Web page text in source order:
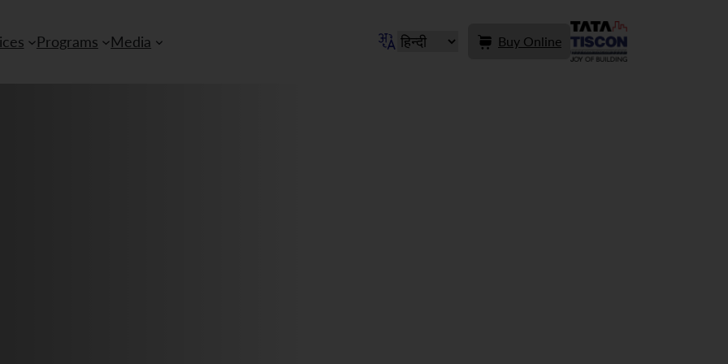
Programs Media Buy Online